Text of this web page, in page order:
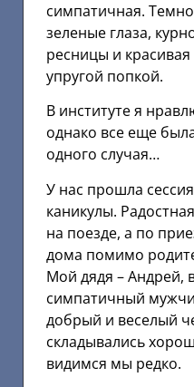
симпатичная.
зеленые глаза,
ресницы и
упругой попкой.
В институте я
однако все еще
одного случая…
У нас прошла
каникулы.
на поезде, а по
дома помимо
Мой дядя – Андрей,
симпатичный
добрый и веселый
складывались
видимся мы редко.